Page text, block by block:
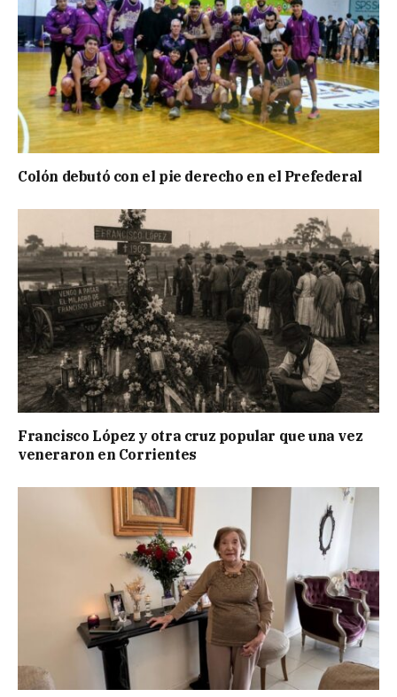
Colón debutó con el pie derecho en el Prefederal
Francisco López y otra cruz popular que una vez
veneraron en Corrientes